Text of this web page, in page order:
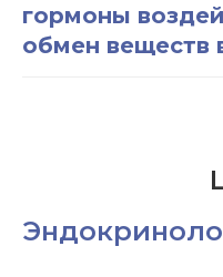
гормоны
обмен веществ